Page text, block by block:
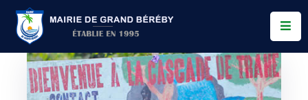
Services
Conseil